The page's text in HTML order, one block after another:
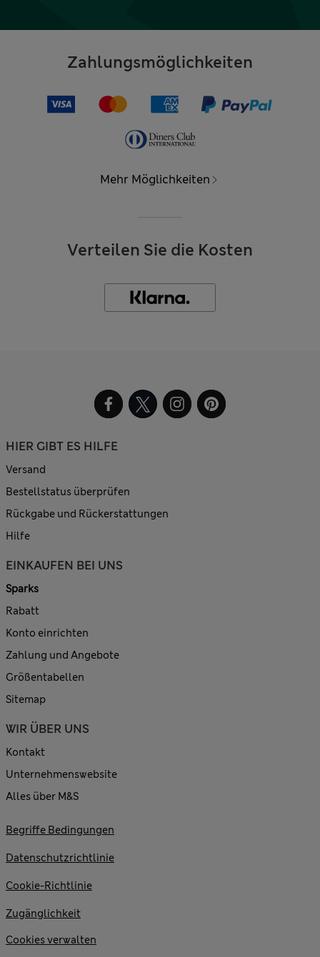
Zahlungsmöglichkeiten
Mehr Möglichkeiten
Verteilen Sie die Kosten
HIER GIBT ES HILFE
Versand
Bestellstatus überprüfen
Rückgabe und Rückerstattungen
Hilfe
EINKAUFEN BEI UNS
Sparks
Rabatt
Konto einrichten
Zahlung und Angebote
Größentabellen
Sitemap
WIR ÜBER UNS
Kontakt
Unternehmenswebsite
Alles über M&S
Begriffe Bedingungen
Datenschutzrichtlinie
Cookie-Richtlinie
Zugänglichkeit
Cookies verwalten